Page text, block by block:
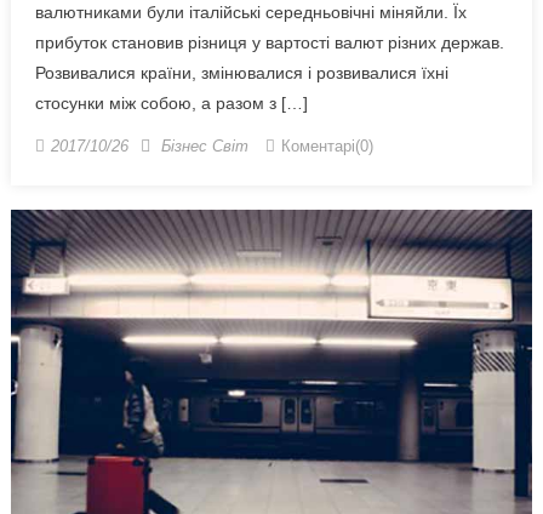
валютниками були італійські середньовічні міняйли. Їх
прибуток становив різниця у вартості валют різних держав.
Розвивалися країни, змінювалися і розвивалися їхні
стосунки між собою, а разом з […]
2017/10/26 Бізнес Світ Коментарі(0)